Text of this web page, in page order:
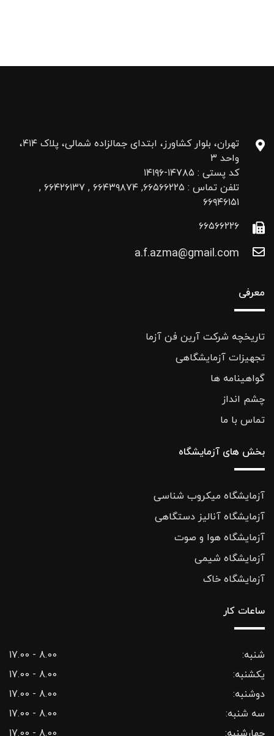
تهران، بلوار کشاورز، ابتدای جمالزاده شمالی، پلاک ۴۱۴،
واحد ۳
کد پستی : ۱۴۷۸۵-۱۴۱۹۶
تلفن تماس : ۶۶۵۶۶۲۲۵, ۶۶۴۳۹۸۷۴ , ۶۶۴۲۶۱۳۷ ,
۶۶۹۴۶۱۵۱
۶۶۵۶۶۲۲۶
a.f.azma@gmail.com
معرفی
تاریخچه شرکت آرین فن آزما
تجهیزات آزمایشگاهی
گواهینامه ها
چشم انداز
تماس با ما
بخش های آزمایشگاه
آزمایشگاه میکروب شناسی
آزمایشگاه آنالیز دستگاهی
آزمایشگاه هوا و صوت
آزمایشگاه شیمی
آزمایشگاه خاک
ساعات کار
شنبه:
8.00 - 17.00
یکشنبه:
8.00 - 17.00
دوشنبه:
8.00 - 17.00
سه شنبه:
8.00 - 17.00